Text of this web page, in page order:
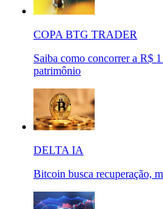
COPA BTG TRADER
Saiba como concorrer a R$
patrimônio
DELTA IA
Bitcoin busca recuperação,